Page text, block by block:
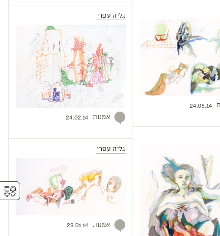
24.06.14
גליה עפרי
אמנות 24.02.14
גליה עפרי
אמנות 23.01.14
⚥︎